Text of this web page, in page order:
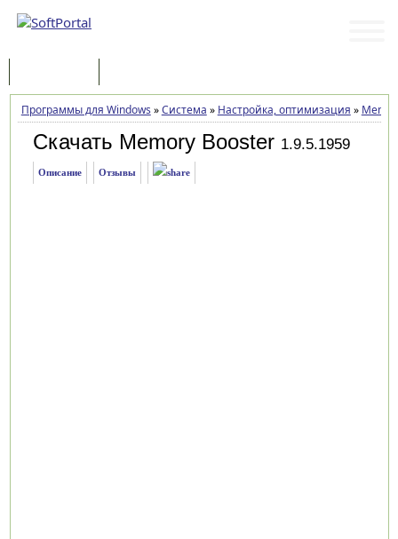
Программы для Windows »Система » Настройка, оптимизация »
Скачать Memory Booster 1.9.5.1959
Описание Отзывы